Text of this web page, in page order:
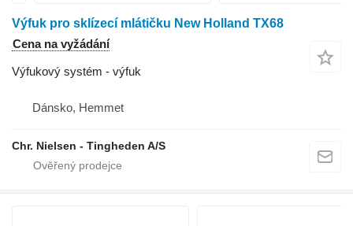
Výfuk pro sklízecí mlátičku New Holland TX68
Cena na vyžádání
Výfukový systém - výfuk
Dánsko, Hemmet
Chr. Nielsen - Tingheden A/S